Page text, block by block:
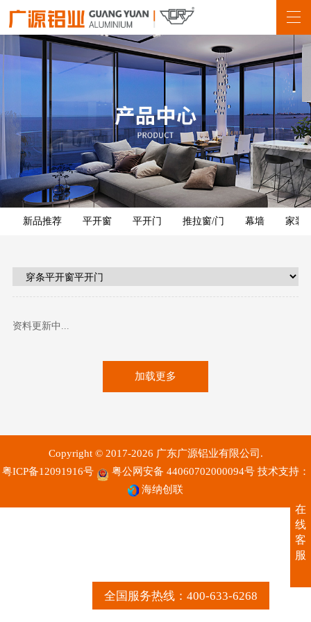
全国服务热线：400-633-6268
新品推荐 平开窗 平开门 推拉窗/门 幕墙 家装
资料更新中...
加载更多
Copyright © 2017-2026 广东广源铝业有限公司.
粤ICP备12091916号
粤公网安备 44060702000094号 技术支持：
海纳创联
在
线
客
服